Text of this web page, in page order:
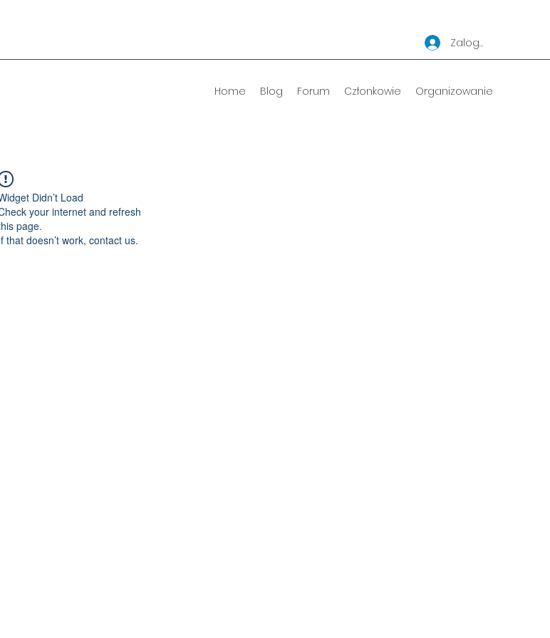
Zaloguj się
Home Blog Forum Członkowie Organizowanie
Didn’t Load
your internet and refresh
page.
that doesn’t work, contact us.